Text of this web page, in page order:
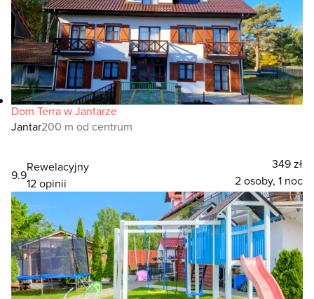
Dom Terra w Jantarze
Jantar200 m od centrum
9.9
Rewelacyjny
12 opinii
349 zł
2 osoby, 1 noc